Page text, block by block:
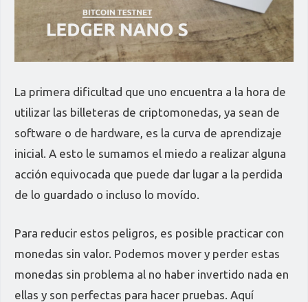
La primera dificultad que uno encuentra a la hora de
utilizar las billeteras de criptomonedas, ya sean de
software o de hardware, es la curva de aprendizaje
inicial. A esto le sumamos el miedo a realizar alguna
acción equivocada que puede dar lugar a la perdida
de lo guardado o incluso lo movído.
Para reducir estos peligros, es posible practicar con
monedas sin valor. Podemos mover y perder estas
monedas sin problema al no haber invertido nada en
ellas y son perfectas para hacer pruebas. Aquí